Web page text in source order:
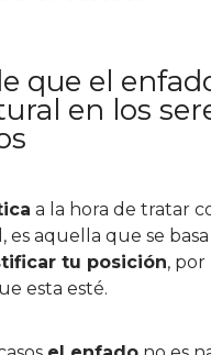
que el
en los
a la hora de tratar
es aquella que se
tu posición,
esta esté.